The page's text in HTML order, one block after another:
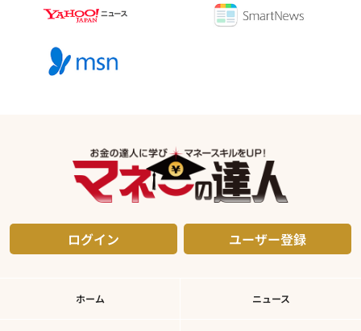
ログイン ユーザー登録
ホーム ニュース